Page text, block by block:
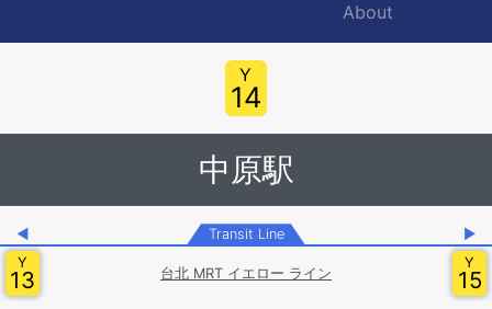
About
Y
14
中原駅
◀ Transit Line
▶
Y
13 台北 MRT イエロー ライン
Y
15